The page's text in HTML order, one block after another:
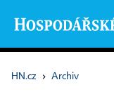
HN.cz › Archiv